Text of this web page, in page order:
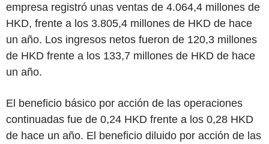
empresa registró unas ventas de 4.064,4 millones de
HKD, frente a los 3.805,4 millones de HKD de hace
un año. Los ingresos netos fueron de 120,3 millones
de HKD frente a los 133,7 millones de HKD de hace
un año.
El beneficio básico por acción de las operaciones
continuadas fue de 0,24 HKD frente a los 0,28 HKD
de hace un año. El beneficio diluido por acción de las